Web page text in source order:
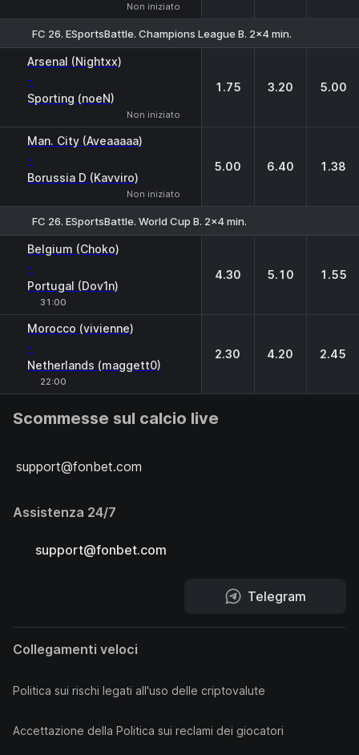
Non iniziato
FC 26. ESportsBattle. Champions League B. 2x4 min.
Arsenal (Nightxx)
-
Sporting (noeN)
Non iniziato
1.75 3.20 5.00
Man. City (Aveaaaaa)
-
Borussia D (Kavviro)
Non iniziato
5.00 6.40 1.38
FC 26. ESportsBattle. World Cup B. 2x4 min.
Belgium (Choko)
-
Portugal (Dov1n)
31:00
4.30 5.10 1.55
Morocco (vivienne)
-
Netherlands (maggett0)
22:00
2.30 4.20 2.45
Scommesse sul calcio live
support@fonbet.com
Assistenza 24/7
support@fonbet.com
Telegram
Collegamenti veloci
Politica sui rischi legati all'uso delle criptovalute
Accettazione della Politica sui reclami dei giocatori